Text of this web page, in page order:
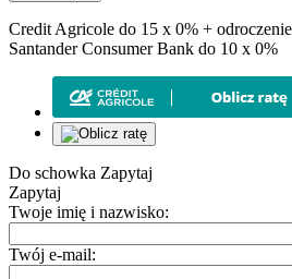
Credit Agricole do 15 x 0% + odroczenie
Santander Consumer Bank do 10 x 0%
Do schowka Zapytaj
Zapytaj
Twoje imię i nazwisko:
Twój e-mail: